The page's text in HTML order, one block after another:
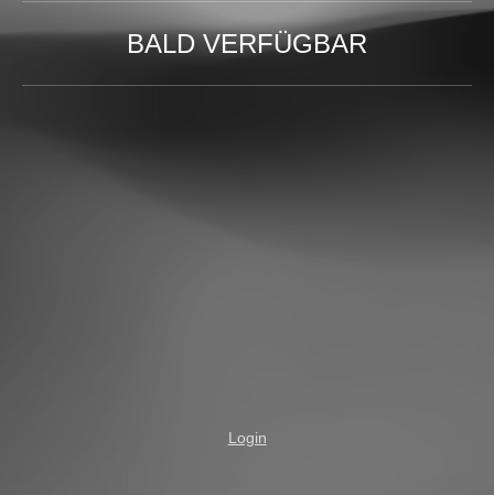
BALD VERFÜGBAR
Login